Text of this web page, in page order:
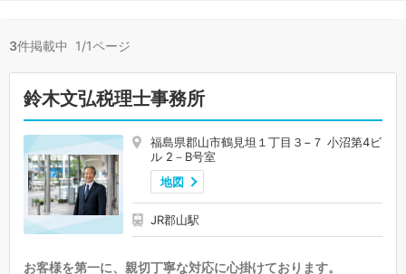
3件掲載中 1/1ページ
鈴木文弘税理士事務所
福島県郡山市鶴見坦１丁目３−７ 小沼第4ビ
ル 2－B号室
地図
JR郡山駅
お客様を第一に、親切丁寧な対応に心掛けております。